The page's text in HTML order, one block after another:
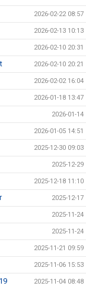
2026-02-22 08:57
2026-02-13 10:13
2026-02-10 20:31
2026-02-10 20:21
2026-02-02 16:04
2026-01-18 13:47
2026-01-14
2026-01-05 14:51
2025-12-30 09:03
2025-12-29
2025-12-18 11:10
2025-12-17
2025-11-24
2025-11-24
2025-11-21 09:59
2025-11-06 15:53
2025-11-04 08:48